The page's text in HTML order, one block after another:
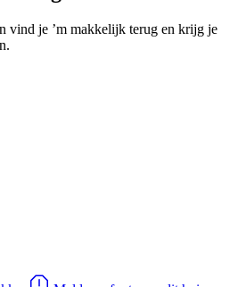
vind je ’m makkelijk terug en krijg je